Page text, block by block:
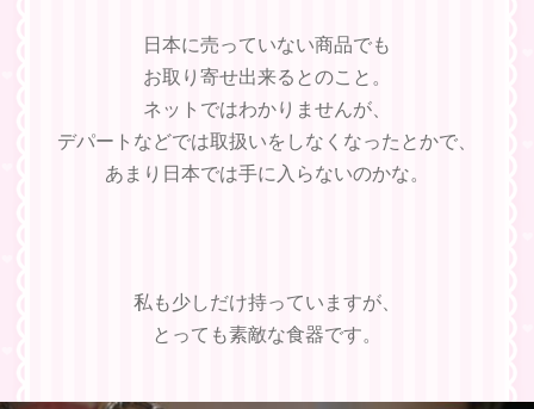
日本に売っていない商品でも
お取り寄せ出来るとのこと。
ネットではわかりませんが、
デパートなどでは取扱いをしなくなったとかで、
あまり日本では手に入らないのかな。
私も少しだけ持っていますが、
とっても素敵な食器です。